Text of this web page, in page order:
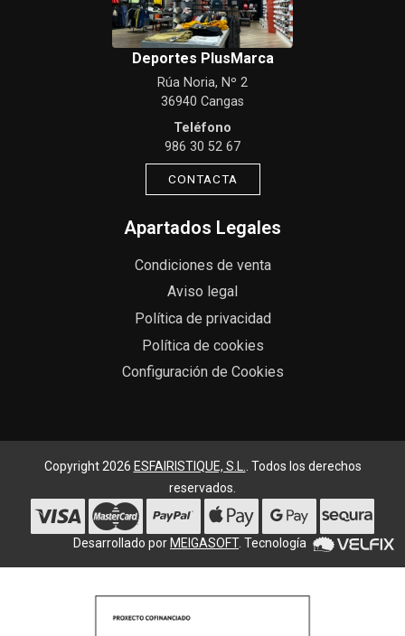
Deportes PlusMarca
Rúa Noria, Nº 2
36940 Cangas
Teléfono
986 30 52 67
CONTACTA
Apartados Legales
Condiciones de venta
Aviso legal
Política de privacidad
Política de cookies
Configuración de Cookies
Copyright 2026 ESFAIRISTIQUE, S.L.. Todos los derechos
reservados.
Desarrollado por MEIGASOFT. Tecnología